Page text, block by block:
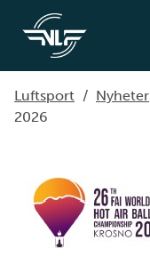
Luftsport / Nyheter
2026